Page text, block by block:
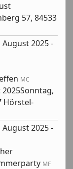
57, 84533
2025 -
MC
Hörstel-
2025 -
MF